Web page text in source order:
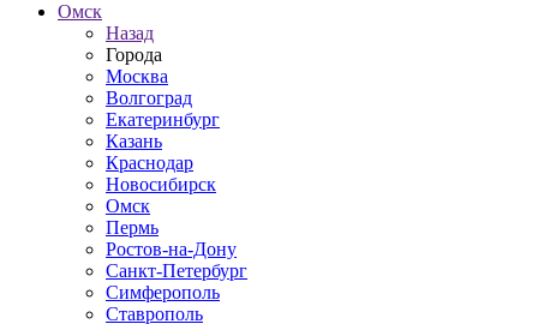
Омск
Назад
Города
Москва
Волгоград
Екатеринбург
Казань
Краснодар
Новосибирск
Омск
Пермь
Ростов-на-Дону
Санкт-Петербург
Симферополь
Ставрополь